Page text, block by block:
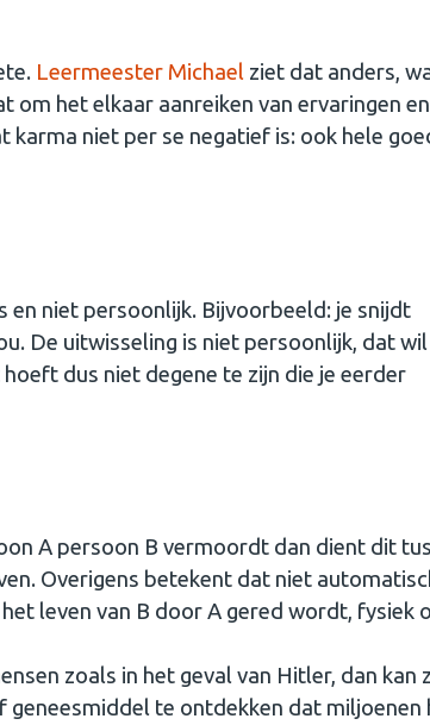
Leermeester Michael ziet dat anders,
om het elkaar aanreiken van ervaringen en
niet per se negatief is: ook hele
en niet persoonlijk. Bijvoorbeeld: je snijdt
De uitwisseling is niet persoonlijk, dat wil
dus niet degene te zijn die je eerder
A persoon B vermoordt dan dient dit
Overigens betekent dat niet
leven van B door A gered wordt, fysiek
zoals in het geval van Hitler, dan kan
te ontdekken dat miljoenen